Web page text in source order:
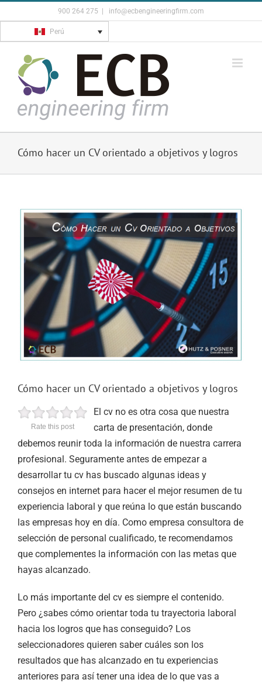
to
content
900 264 275 info@ecbengineeringfirm.com
Perú
Cómo hacer un CV orientado a objetivos y logros
View
Larger
Image
Cómo hacer un CV orientado a objetivos y logros
Rate this post
El cv no es otra cosa que nuestra
carta de presentación, donde
debemos reunir toda la información de nuestra carrera
profesional. Seguramente antes de empezar a
desarrollar tu cv has buscado algunas ideas y
consejos en internet para hacer el mejor resumen de tu
experiencia laboral y que reúna lo que están buscando
las empresas hoy en día. Como empresa consultora de
selección de personal cualificado, te recomendamos
que complementes la información con las metas que
hayas alcanzado.
Lo más importante del cv es siempre el contenido.
Pero ¿sabes cómo orientar toda tu trayectoria laboral
hacia los logros que has conseguido? Los
seleccionadores quieren saber cuáles son los
resultados que has alcanzado en tu experiencias
anteriores para así tener una idea de lo que vas a